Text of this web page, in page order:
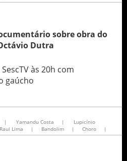
sobre obra do
Dutra
às 20h com
gaúcho
| Yamandu Costa |
Lupicínio
Raul Lima | Bandolim | Choro |